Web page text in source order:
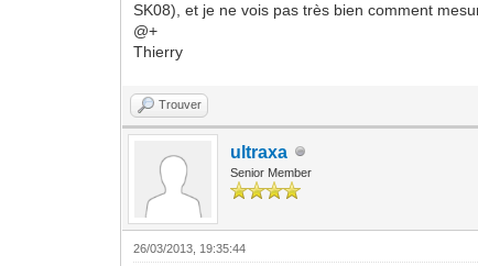
SK08), et je ne vois pas très bien comment
@+
Thierry
Trouver
ultraxa
Senior Member
26/03/2013, 19:35:44